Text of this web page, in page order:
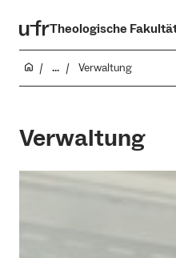
Theologische
... Verwaltung
Verwaltung